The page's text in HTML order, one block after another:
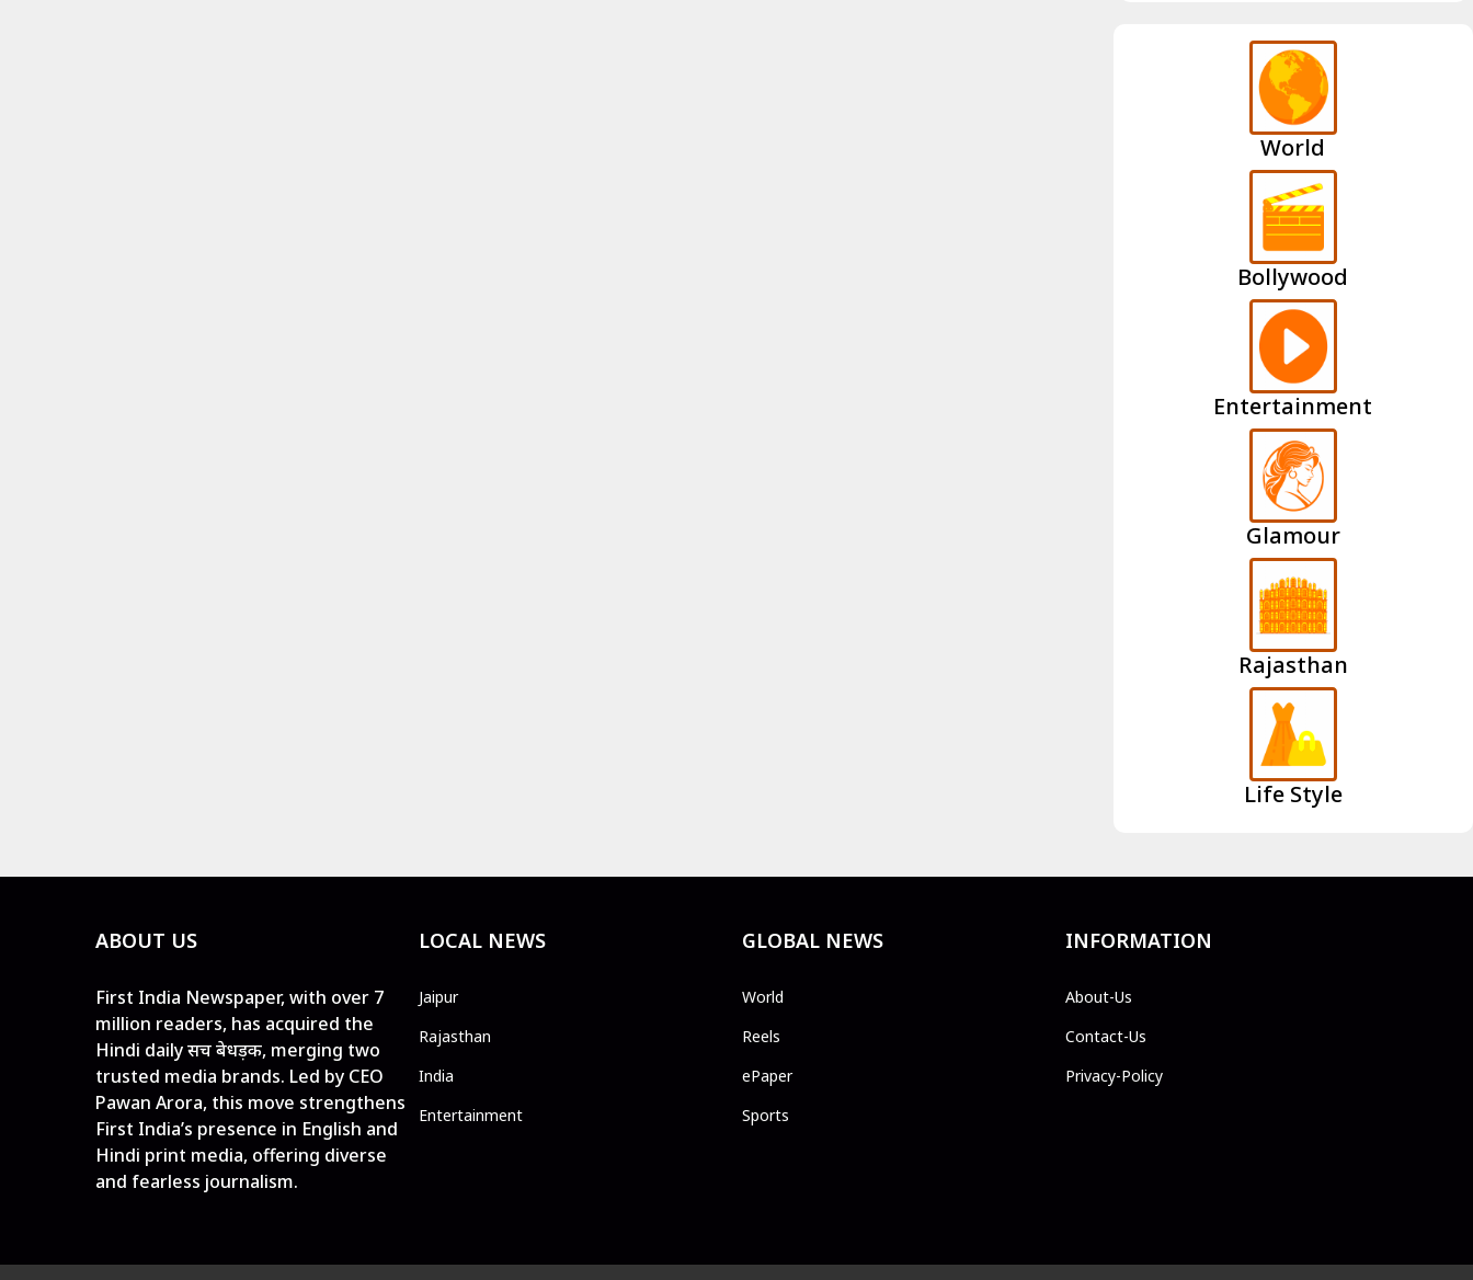
World
Bollywood
Entertainment
Glamour
Rajasthan
Life Style
ABOUT US
First India Newspaper, with over 7
million readers, has acquired the
Hindi daily सच बेधड़क, merging two
trusted media brands. Led by CEO
Pawan Arora, this move strengthens
First India’s presence in English and
Hindi print media, offering diverse
and fearless journalism.
LOCAL NEWS
Jaipur
Rajasthan
India
Entertainment
GLOBAL NEWS
World
Reels
ePaper
Sports
INFORMATION
About-Us
Contact-Us
Privacy-Policy